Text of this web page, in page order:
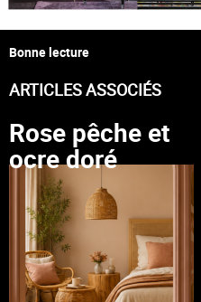
Bonne lecture
ARTICLES ASSOCIÉS
Rose pêche et
ocre doré